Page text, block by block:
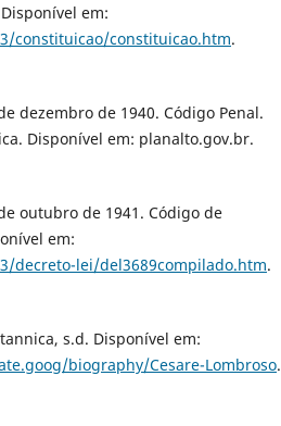
em:
constituicao/constituicao.htm.
dezembro de 1940. Código Penal.
Disponível em: planalto.gov.br.
outubro de 1941. Código de
em:
decreto-lei/del3689compilado.htm.
s.d. Disponível em:
biography/Cesare-Lombroso.